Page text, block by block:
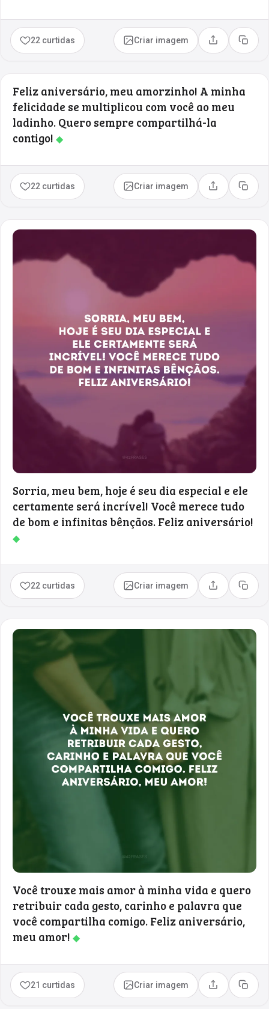
22 curtidas Criar imagem Compartilhar
Copiar
Feliz aniversário, meu amorzinho! A minha
felicidade se multiplicou com você ao meu
ladinho. Quero sempre compartilhá-la
contigo! ◆
22 curtidas Criar imagem Compartilhar
Copiar
Sorria, meu bem, hoje é seu dia especial e ele
certamente será incrível! Você merece tudo
de bom e infinitas bênçãos. Feliz aniversário!
◆
22 curtidas Criar imagem Compartilhar
Copiar
Você trouxe mais amor à minha vida e quero
retribuir cada gesto, carinho e palavra que
você compartilha comigo. Feliz aniversário,
meu amor! ◆
21 curtidas Criar imagem Compartilhar
Copiar